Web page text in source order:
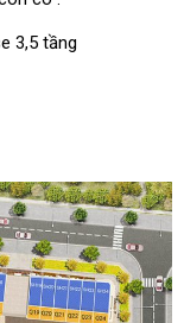
3,5 tầng